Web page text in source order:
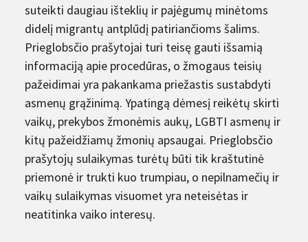
suteikti daugiau išteklių ir pajėgumų minėtoms
didelį migrantų antplūdį patiriančioms šalims.
Prieglobsčio prašytojai turi teisę gauti išsamią
informaciją apie procedūras, o žmogaus teisių
pažeidimai yra pakankama priežastis sustabdyti
asmenų grąžinimą. Ypatingą dėmesį reikėtų skirti
vaikų, prekybos žmonėmis aukų, LGBTI asmenų ir
kitų pažeidžiamų žmonių apsaugai. Prieglobsčio
prašytojų sulaikymas turėtų būti tik kraštutinė
priemonė ir trukti kuo trumpiau, o nepilnamečių ir
vaikų sulaikymas visuomet yra neteisėtas ir
neatitinka vaiko interesų.